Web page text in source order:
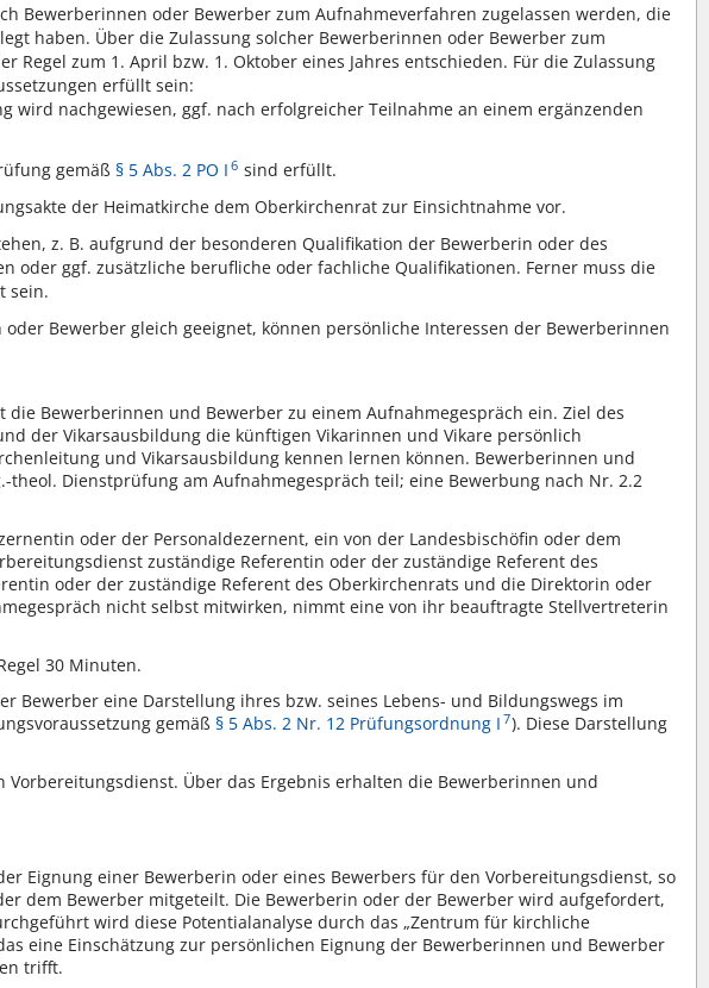
Bewerberinnen oder Bewerber zum Aufnahmeverfahren zugelassen werden, die
haben. Über die Zulassung solcher Bewerberinnen oder Bewerber zum
zum 1. April bzw. 1. Oktober eines Jahres entschieden. Für die Zulassung
erfüllt sein:
nachgewiesen, ggf. nach erfolgreicher Teilnahme an einem ergänzenden
gemäß § 5 Abs. 2 PO I 6 sind erfüllt.
der Heimatkirche dem Oberkirchenrat zur Einsichtnahme vor.
z. B. aufgrund der besonderen Qualifikation der Bewerberin oder des
oder ggf. zusätzliche berufliche oder fachliche Qualifikationen. Ferner muss die
sein.
Bewerber gleich geeignet, können persönliche Interessen der Bewerberinnen
Bewerberinnen und Bewerber zu einem Aufnahmegespräch ein. Ziel des
der Vikarsausbildung die künftigen Vikarinnen und Vikare persönlich
und Vikarsausbildung kennen lernen können. Bewerberinnen und
Dienstprüfung am Aufnahmegespräch teil; eine Bewerbung nach Nr. 2.2
oder der Personaldezernent, ein von der Landesbischöfin oder dem
zuständige Referentin oder der zuständige Referent des
oder der zuständige Referent des Oberkirchenrats und die Direktorin oder
nicht selbst mitwirken, nimmt eine von ihr beauftragte Stellvertreterin
30 Minuten.
Bewerber eine Darstellung ihres bzw. seines Lebens- und Bildungswegs im
gemäß § 5 Abs. 2 Nr. 12 Prüfungsordnung I 7). Diese Darstellung
Über das Ergebnis erhalten die Bewerberinnen und
Eignung einer Bewerberin oder eines Bewerbers für den Vorbereitungsdienst, so
dem Bewerber mitgeteilt. Die Bewerberin oder der Bewerber wird aufgefordert,
wird diese Potentialanalyse durch das „Zentrum für kirchliche
eine Einschätzung zur persönlichen Eignung der Bewerberinnen und Bewerber
trifft.